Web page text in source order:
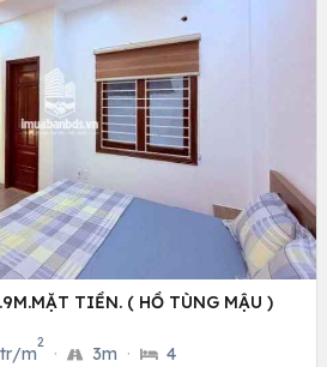
TIỀN. ( HỒ TÙNG MẬU )
tr/m
2
· 3m · 4